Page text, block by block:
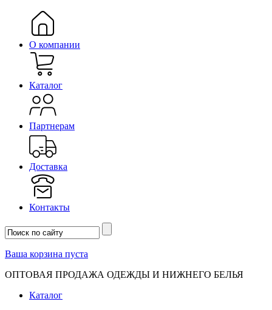
О компании
Каталог
Партнерам
Доставка
Контакты
Ваша корзина пуста
ОПТОВАЯ ПРОДАЖА ОДЕЖДЫ И НИЖНЕГО БЕЛЬЯ
Каталог